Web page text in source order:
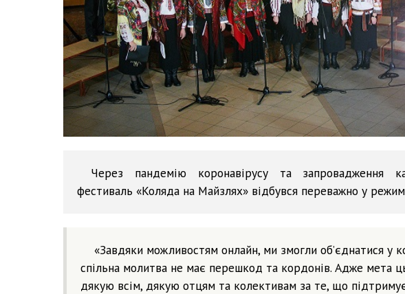
Через пандемію коронавірусу та запровадження
фестиваль «Коляда на Майзлях» відбувся переважно у
«Завдяки можливостям онлайн, ми змогли об’єднатися у
спільна молитва не має перешкод та кордонів. Адже мета
дякую всім, дякую отцям та колективам за те, що